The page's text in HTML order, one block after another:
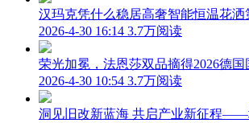
汉玛克凭什么稳居高奢智能恒温花洒
2026-4-30 16:14 3.7万阅读
荣光加冕，法恩莎双品摘得2026德国
2026-4-30 10:54 3.7万阅读
洞见旧改新蓝海 共启产业新征程